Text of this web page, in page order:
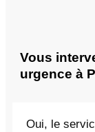
Vous
urgence à
Oui, le